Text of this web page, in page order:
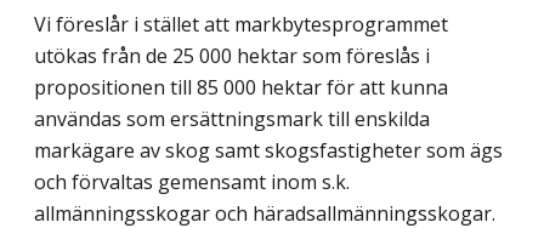
Vi föreslår i stället att markbytesprogrammet
utökas från de 25 000 hektar som före­slås i
propositionen till 85 000 hektar för att kunna
användas som ersättningsmark till enskilda
markägare av skog samt skogsfastigheter som ägs
och förvaltas gemensamt inom s.k.
allmänningsskogar och häradsallmänningsskogar.